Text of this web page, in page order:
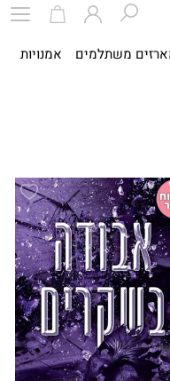
משתלמים אמנויות